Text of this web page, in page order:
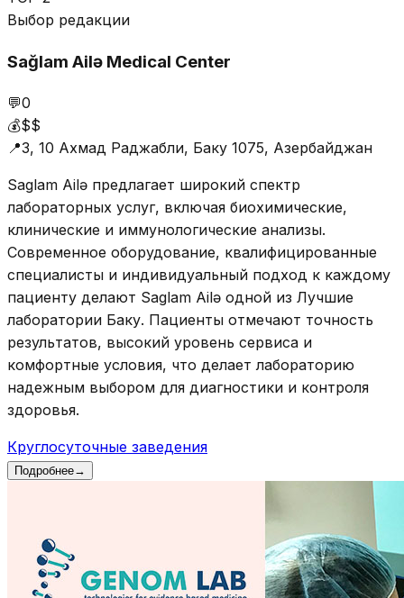
Выбор редакции
Sağlam Ailə Medical Center
💬0
💰$$
📍3, 10 Ахмад Раджабли, Баку 1075, Азербайджан
Saglam Ailə предлагает широкий спектр
лабораторных услуг, включая биохимические,
клинические и иммунологические анализы.
Современное оборудование, квалифицированные
специалисты и индивидуальный подход к каждому
пациенту делают Saglam Ailə одной из Лучшие
лаборатории Баку. Пациенты отмечают точность
результатов, высокий уровень сервиса и
комфортные условия, что делает лабораторию
надежным выбором для диагностики и контроля
здоровья.
Круглосуточные заведения
Подробнее→